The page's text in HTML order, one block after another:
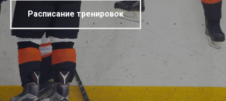
Расписание тренировок